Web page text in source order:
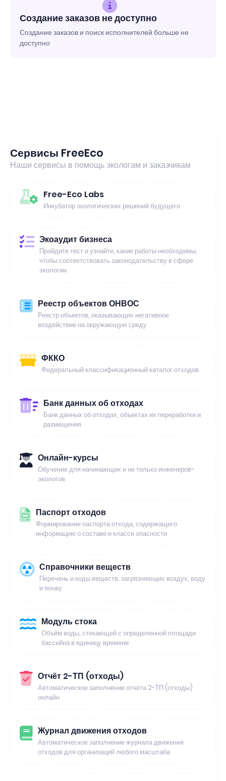
Создание заказов не доступно
Создание заказов и поиск исполнителей больше не
доступно
Сервисы FreeEco
Наши сервисы в помощь экологам и заказчикам
Free-Eco Labs
Инкубатор экологических решений будущего
Экоаудит бизнеса
Пройдите тест и узнайте, какие работы необходимы,
чтобы соответствовать законодательству в сфере
экологии
Реестр объектов ОНВОС
Реестр объектов, оказывающих негативное
воздействие на окружающую среду
ФККО
Федеральный классификационный каталог отходов
Банк данных об отходах
Банк данных об отходах, объектах их переработки и
размещения
Онлайн-курсы
Обучение для начинающих и не только инженеров-
экологов
Паспорт отходов
Формирование паспорта отхода, содержащего
информацию о составе и классе опасности
Справочники веществ
Перечень и коды веществ, загрязняющих воздух, воду
и почву
Модуль стока
Объём воды, стекающей с определенной площади
бассейна в единицу времени
Отчёт 2-ТП (отходы)
Автоматическое заполнение отчёта 2-ТП (отходы)
онлайн
Журнал движения отходов
Автоматическое заполнение журнала движения
отходов для организаций любого масштаба